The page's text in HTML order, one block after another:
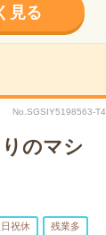
見る
No.SGSIY5198563-T4
のマシ
祝休 残業多